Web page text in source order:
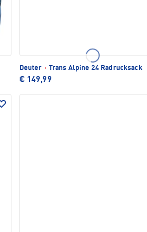
Deuter · Trans Alpine 24 Radrucksack
€ 149,99